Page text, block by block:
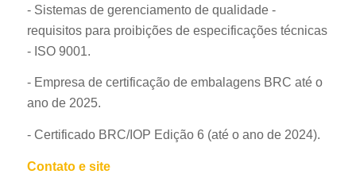
- Sistemas de gerenciamento de qualidade -
requisitos para proibições de especificações técnicas
- ISO 9001.
- Empresa de certificação de embalagens BRC até o
ano de 2025.
- Certificado BRC/IOP Edição 6 (até o ano de 2024).
Contato e site